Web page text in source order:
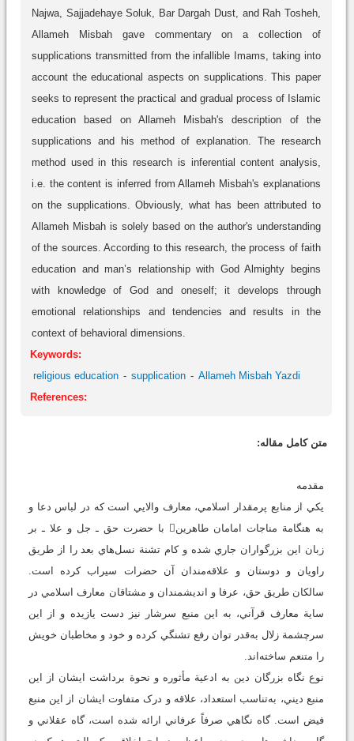
Najwa, Sajjadehaye Soluk, Bar Dargah Dust, and Rah Tosheh,
Allameh Misbah gave commentary on a collection of
supplications transmitted from the infallible Imams, taking into
account the educational aspects on supplications. This paper
seeks to represent the practical and gradual process of Islamic
education based on Allameh Misbah's description of the
supplications and his method of explanation. The research
method used in this research is inferential content analysis,
i.e. the content is inferred from Allameh Misbah's explanations
on the supplications. Obviously, what has been attributed to
Allameh Misbah is solely based on the author's understanding
of the sources. According to this research, the process of faith
education and man’s relationship with God Almighty begins
with knowledge of God and oneself; it develops through
emotional relationships and tendencies and results in the
context of behavioral dimensions.
Keywords:
religious education
supplication
Allameh Misbah Yazdi
References:
متن کامل مقاله:
مقدمه
يکي از منابع پرمقدار اسلامي، معارف والايي است كه در لباس دعا و
به هنگامة مناجات امامان طاهرين با حضرت حق ـ جل و علا ـ بر
زبان اين بزرگواران جاري شده و کام تشنة نسل‌هاي بعد را از طريق
راويان و دوستان و علاقه‌مندان آن حضرات سيراب کرده است.
سالکان طريق حق، عرفا و انديشمندان و مشتاقان معارف اسلامي در
ساية معارف قرآني، به اين منبع سرشار نيز دست يازيده و از اين
سرچشمة زلال به‌قدر توان رفع تشنگي کرده و خود و مخاطبان خويش
را متنعم ساخته‌اند.
نوع نگاه بزرگان دين به ادعية مأثوره و نحوة برداشت ايشان از اين
منبع ديني، به‌تناسب استعداد، علاقه و درک متفاوت ايشان از اين منبع
فيض است. گاه نگاهي صرفاً عرفاني ارائه شده است، گاه عقلاني و